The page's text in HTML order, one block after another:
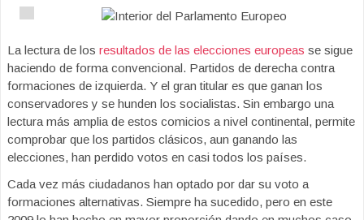
La lectura de los resultados de las elecciones europeas se sigue
haciendo de forma convencional. Partidos de derecha contra
formaciones de izquierda. Y el gran titular es que ganan los
conservadores y se hunden los socialistas. Sin embargo una
lectura más amplia de estos comicios a nivel continental, permite
comprobar que los partidos clásicos, aun ganando las
elecciones, han perdido votos en casi todos los países.
Cada vez más ciudadanos han optado por dar su voto a
formaciones alternativas. Siempre ha sucedido, pero en este